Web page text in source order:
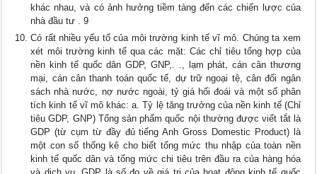
khác nhau, và có ảnh hưởng tiềm tàng đến các chiến lược của
nhà đầu tư . 9
Có rất nhiều yếu tố của môi trường kinh tế vĩ mô. Chúng ta xem
xét môi trường kinh tế qua các mặt: Các chỉ tiêu tổng hợp của
nền kinh tế quốc dân GDP, GNP,. ., lạm phát, cán cân thương
mại, cán cân thanh toán quốc tế, dự trữ ngoại tệ, cân đối ngân
sách nhà nước, nợ nước ngoài, tỷ giá hối đoái và một số phân
tích kinh tế vĩ mô khác: a. Tỷ lệ tăng trưởng của nền kinh tế (Chỉ
tiêu GDP, GNP) Tổng sản phẩm quốc nội thường được viết tắt là
GDP (từ cụm từ đầy đủ tiếng Anh Gross Domestic Product) là
một con số thống kê cho biết tổng mức thu nhập của toàn nền
kinh tế quốc dân và tổng mức chi tiêu trên đầu ra của hàng hóa